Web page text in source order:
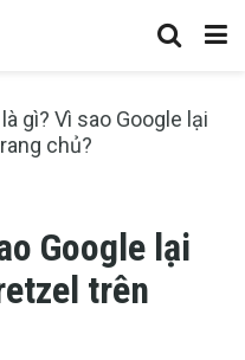
gì? Vì sao Google lại
chủ?
Google lại
trên